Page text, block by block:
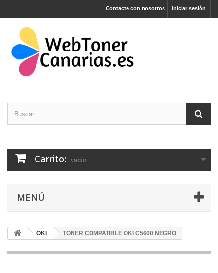
Iniciar sesión
Contacte con nosotros
Carrito: vacío
MENÚ
OKI TONER COMPATIBLE OKI C5600 NEGRO